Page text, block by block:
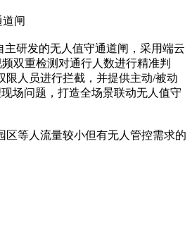
闸
主研发的无人值守通道闸，采用端云
双重检测对通行人数进行精准判
限人员进行拦截，并提供主动/被动
场问题，打造全场景联动无人值守
区等人流量较小但有无人管控需求的